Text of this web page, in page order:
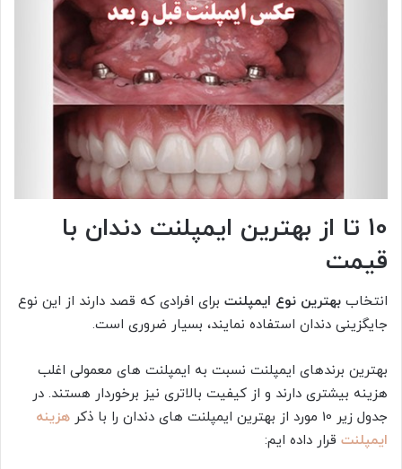
10 تا از بهترین ایمپلنت دندان با
قیمت
انتخاب بهترین نوع ایمپلنت برای افرادی که قصد دارند از این نوع
جایگزینی دندان استفاده نمایند، بسیار ضروری است.
بهترین برندهای ایمپلنت نسبت به ایمپلنت های معمولی اغلب
هزینه بیشتری دارند و از کیفیت بالاتری نیز برخوردار هستند. در
جدول زیر 10 مورد از بهترین ایمپلنت های دندان را با ذکر
هزینه
ایمپلنت قرار داده ایم: